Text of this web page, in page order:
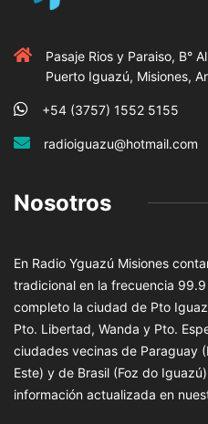
Pasaje Rios y Paraiso, B°
Puerto Iguazú, Misiones,
+54 (3757) 1552 5155
radioiguazu@hotmail.com
Nosotros
En Radio Yguazú Misiones
tradicional en la frecuencia
completo la ciudad de Pto
Pto. Libertad, Wanda y Pto.
ciudades vecinas de Paraguay
Este) y de Brasil (Foz do
información actualizada en